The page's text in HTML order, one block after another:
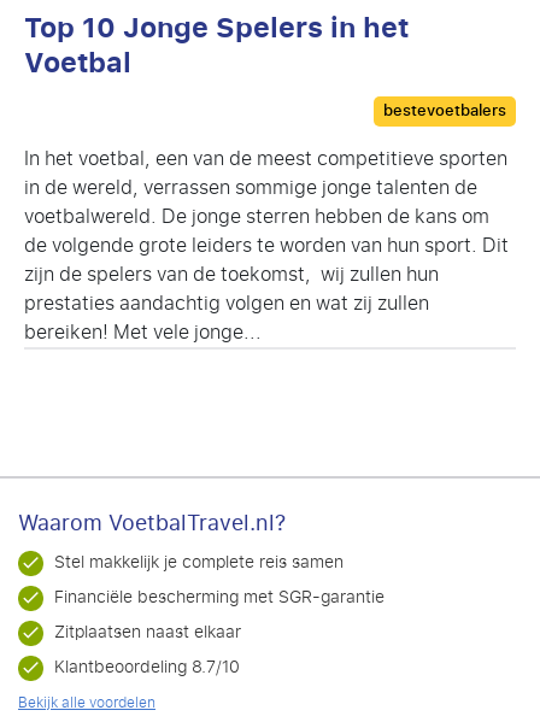
Top 10 Jonge Spelers in het
Voetbal
Categories
bestevoetbalers
In het voetbal, een van de meest competitieve sporten
in de wereld, verrassen sommige jonge talenten de
voetbalwereld. De jonge sterren hebben de kans om
de volgende grote leiders te worden van hun sport. Dit
zijn de spelers van de toekomst, wij zullen hun
prestaties aandachtig volgen en wat zij zullen
bereiken! Met vele jonge...
Waarom VoetbalTravel.nl?
Stel makkelijk je complete reis samen
Financiële bescherming met SGR-garantie
Zitplaatsen naast elkaar
Klantbeoordeling 8.7/10
Bekijk alle voordelen